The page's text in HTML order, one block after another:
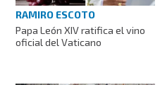
RAMIRO ESCOTO
Papa León XIV ratifica el vino
oficial del Vaticano